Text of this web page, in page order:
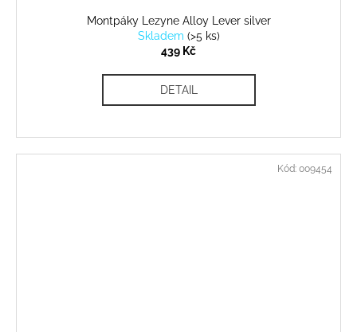
Montpáky Lezyne Alloy Lever silver
Skladem (>5 ks)
439 Kč
DETAIL
Kód: 009454